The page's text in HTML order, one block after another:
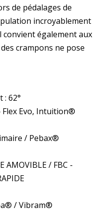
de pédalages de
incroyablement
également aux
crampons ne pose
: 62°
Evo, Intuition®
/ Pebax®
AMOVIBLE / FBC -
/ Vibram®